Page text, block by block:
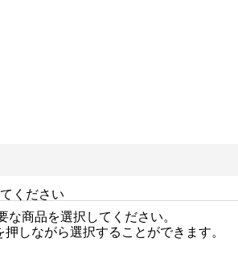
ください
商品を選択してください。
しながら選択することができます。